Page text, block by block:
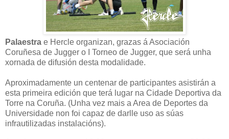
Palaestra e Hercle organizan, grazas á Asociación
Coruñesa de Jugger o I Torneo de Jugger, que será unha
xornada de difusión desta modalidade.
Aproximadamente un centenar de participantes asistirán a
esta primeira edición que terá lugar na Cidade Deportiva da
Torre na Coruña. (Unha vez mais a Area de Deportes da
Universidade non foi capaz de darlle uso as súas
infrautilizadas instalacións).